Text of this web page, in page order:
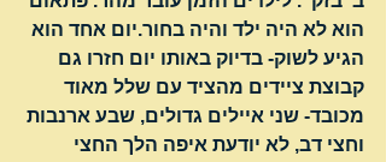
הוא לא היה ילד והיה בחור.יום אחד הוא
הגיע לשוק- בדיוק באותו יום חזרו גם
קבוצת ציידים מהציד עם שלל מאוד
מכובד- שני איילים גדולים, שבע ארנבות
וחצי דב, לא יודעת איפה הלך החצי